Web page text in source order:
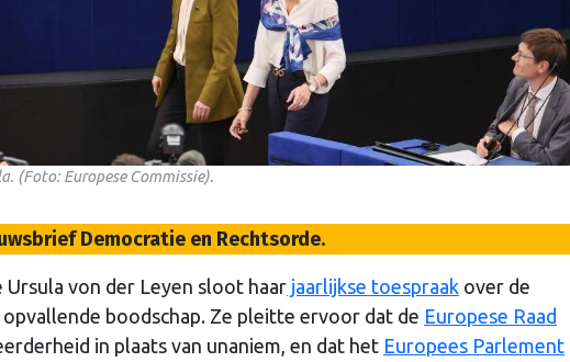
(Foto: Europese Commissie).
Democratie en Rechtsorde.
von der Leyen sloot haar jaarlijkse toespraak over de
boodschap. Ze pleitte ervoor dat de Europese Raad
in plaats van unaniem, en dat het Europees Parlement